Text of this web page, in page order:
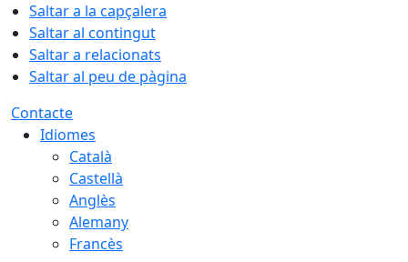
Saltar a la capçalera
Saltar al contingut
Saltar a relacionats
Saltar al peu de pàgina
Contacte
Idiomes
Català
Castellà
Anglès
Alemany
Francès